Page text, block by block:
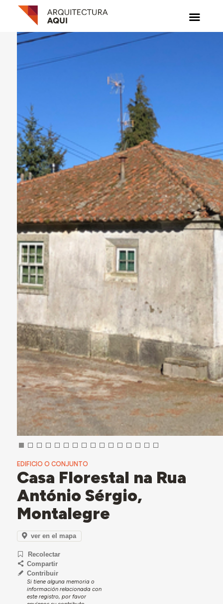
EDIFICIO O CONJUNTO
Casa Florestal na Rua
António Sérgio,
Montalegre
ver en el mapa
Recolectar
Compartir
Contribuir
Si tiene alguna memoria o
información relacionada con
este registro, por favor